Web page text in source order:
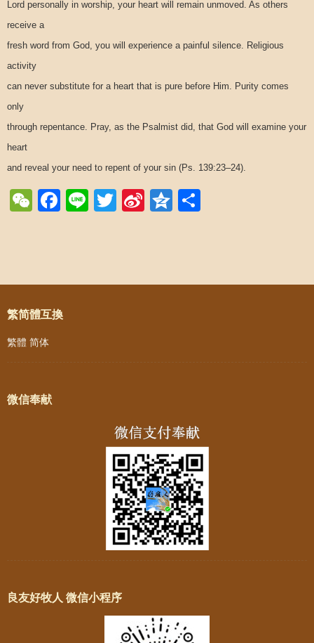
Lord personally in worship, your heart will remain unmoved. As others
receive a
fresh word from God, you will experience a painful silence. Religious
activity
can never substitute for a heart that is pure before Him. Purity comes
only
through repentance. Pray, as the Psalmist did, that God will examine your
heart
and reveal your need to repent of your sin (Ps. 139:23–24).
WeChat
Facebook
LineTwitter
SinaQzone
Post navigation
繁简體互換
繁體 简体
微信奉献
良友好牧人 微信小程序